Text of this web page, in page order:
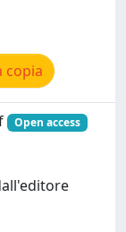
copia
Open access